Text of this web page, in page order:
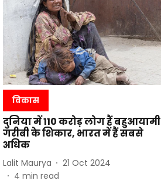
विकास
दुनिया में 110 करोड़ लोग हैं बहुआयामी
गरीबी के शिकार, भारत में हैं सबसे
अधिक
Lalit Maurya
21 Oct 2024
4 min read